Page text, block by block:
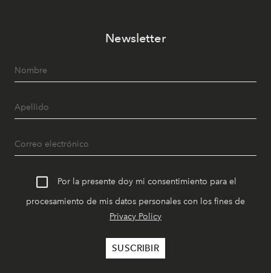
Newsletter
Por la presente doy mi consentimiento para el
procesamiento de mis datos personales con los fines de
Privacy Policy